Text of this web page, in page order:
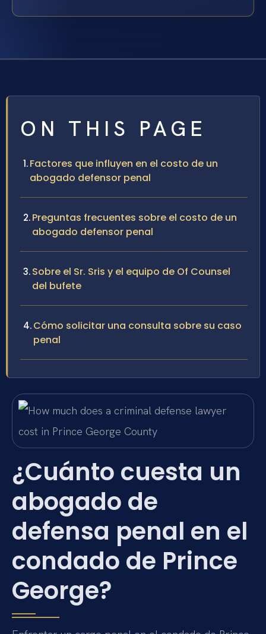
ON THIS PAGE
Factores que influyen en el costo de un
abogado defensor penal
Preguntas frecuentes sobre el costo de un
abogado defensor penal
Sobre el Sr. Sris y el equipo de Of Counsel
del bufete
Cómo solicitar una consulta sobre su caso
penal
¿Cuánto cuesta un
abogado de
defensa penal en el
condado de Prince
George?